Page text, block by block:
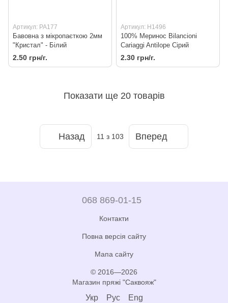
Артикул: PA177
Бавовна з мікропаєткою 2мм
"Кристал" - Білий
2.50 грн/г.
Артикул: H1496
100% Меринос Bilancioni
Cariaggi Antilope Сірий
2.30 грн/г.
Показати ще 20 товарів
Назад 11 з 103 Вперед
068 869-01-15
Контакти
Повна версія сайту
Мапа сайту
© 2016—2026
Магазин пряжі "Саквояж"
Укр Рус Eng